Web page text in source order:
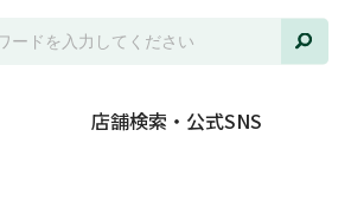
店舗検索・公式SNS 並